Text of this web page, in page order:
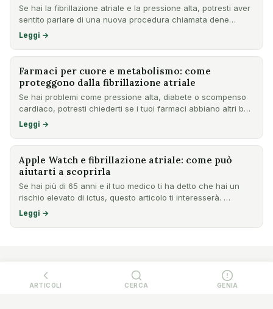
Se hai la fibrillazione atriale e la pressione alta, potresti aver
sentito parlare di una nuova procedura chiamata dene…
Leggi →
Farmaci per cuore e metabolismo: come
proteggono dalla fibrillazione atriale
Se hai problemi come pressione alta, diabete o scompenso
cardiaco, potresti chiederti se i tuoi farmaci abbiano altri b…
Leggi →
Apple Watch e fibrillazione atriale: come può
aiutarti a scoprirla
Se hai più di 65 anni e il tuo medico ti ha detto che hai un
rischio elevato di ictus, questo articolo ti interesserà. …
Leggi →
ARTICOLI CERCA GENIA